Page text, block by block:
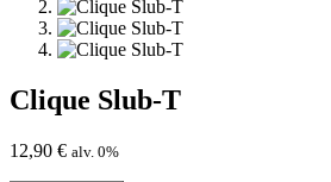
Clique Slub-T
12,90 € alv. 0%